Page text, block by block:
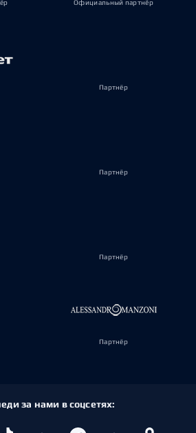
Официальный партнёр
Партнёр
Партнёр
Партнёр
Партнёр
за нами в соцсетях: